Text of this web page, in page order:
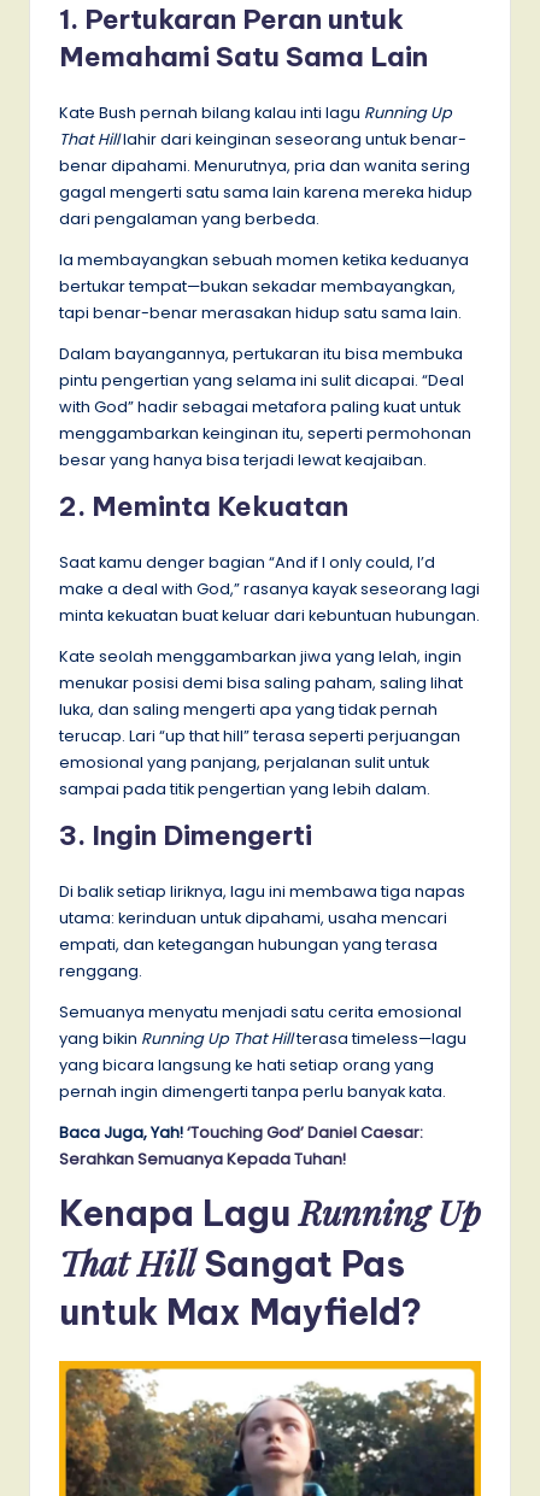
1. Pertukaran Peran untuk
Memahami Satu Sama Lain
Kate Bush pernah bilang kalau inti lagu Running Up
That Hilllahir dari keinginan seseorang untuk benar-
benar dipahami. Menurutnya, pria dan wanita sering
gagal mengerti satu sama lain karena mereka hidup
dari pengalaman yang berbeda.
Ia membayangkan sebuah momen ketika keduanya
bertukar tempat—bukan sekadar membayangkan,
tapi benar-benar merasakan hidup satu sama lain.
Dalam bayangannya, pertukaran itu bisa membuka
pintu pengertian yang selama ini sulit dicapai. “Deal
with God” hadir sebagai metafora paling kuat untuk
menggambarkan keinginan itu, seperti permohonan
besar yang hanya bisa terjadi lewat keajaiban.
2. Meminta Kekuatan
Saat kamu denger bagian “And if I only could, I’d
make a deal with God,” rasanya kayak seseorang lagi
minta kekuatan buat keluar dari kebuntuan hubungan.
Kate seolah menggambarkan jiwa yang lelah, ingin
menukar posisi demi bisa saling paham, saling lihat
luka, dan saling mengerti apa yang tidak pernah
terucap. Lari “up that hill” terasa seperti perjuangan
emosional yang panjang, perjalanan sulit untuk
sampai pada titik pengertian yang lebih dalam.
3. Ingin Dimengerti
Di balik setiap liriknya, lagu ini membawa tiga napas
utama: kerinduan untuk dipahami, usaha mencari
empati, dan ketegangan hubungan yang terasa
renggang.
Semuanya menyatu menjadi satu cerita emosional
yang bikin Running Up That Hillterasa timeless—lagu
yang bicara langsung ke hati setiap orang yang
pernah ingin dimengerti tanpa perlu banyak kata.
Baca Juga, Yah!‘Touching God’ Daniel Caesar:
Serahkan Semuanya Kepada Tuhan!
Kenapa LaguRunning Up
That HillSangat Pas
untuk Max Mayfield?